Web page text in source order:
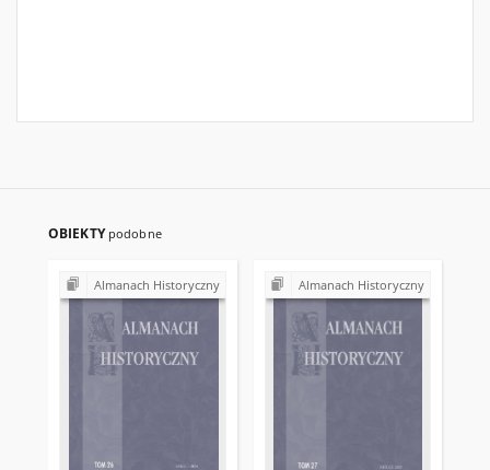
OBIEKTY podobne
Almanach Historyczny Almanach Historyczny